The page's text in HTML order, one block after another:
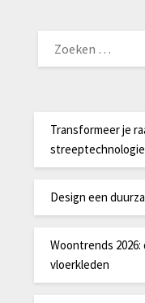
NAAR:
Transformeer je
streeptechnologie
Design een
Woontrends
vloerkleden